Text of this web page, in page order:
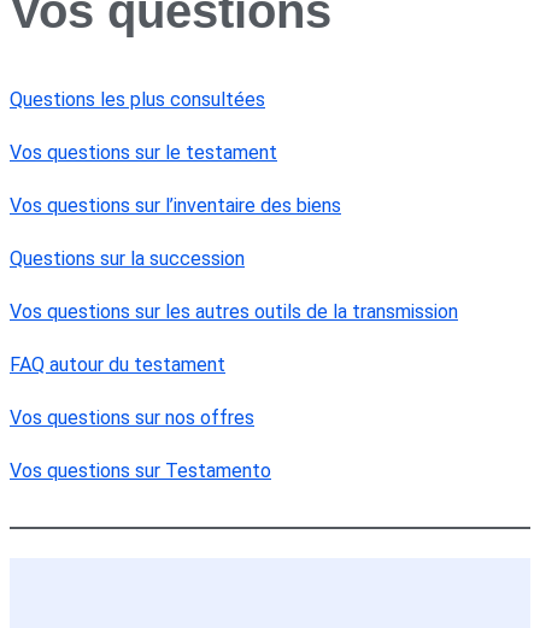
Vos questions
Questions les plus consultées
Vos questions sur le testament
Vos questions sur l’inventaire des biens
Questions sur la succession
Vos questions sur les autres outils de la transmission
FAQ autour du testament
Vos questions sur nos offres
Vos questions sur Testamento